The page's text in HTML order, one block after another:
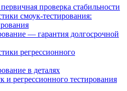
проверка стабильности
смоук-тестирования:
— гарантия долгосрочной
регрессионного
в деталях
и регрессионного тестирования